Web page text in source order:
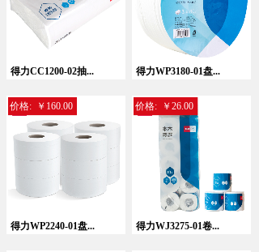
得力CC1200-02抽... 得力WP3180-01盘...
得力WP2240-01盘...
价格: ￥160.00
得力WJ3275-01卷...
价格: ￥26.00